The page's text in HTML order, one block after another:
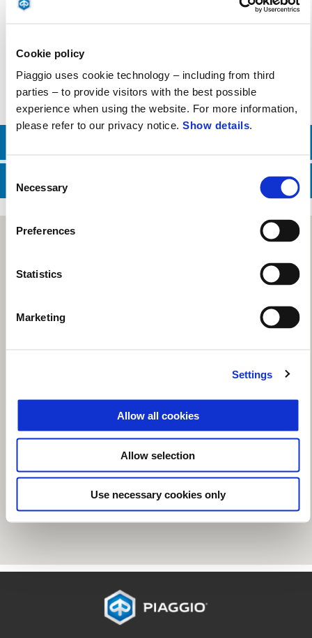
Cookie policy
Piaggio uses cookie technology – including from third
parties – to provide visitors with the best possible
experience when using the website. For more information,
please refer to our privacy notice. Show details.
Selection
Necessary
Preferences
Statistics
Marketing
Settings
Allow all cookies
Allow selection
Use necessary cookies only
LIÊN HỆ BP CHĂM SÓC KHÁCH HÀNG
Tổng số lượng tem Kỳ đầu tiên